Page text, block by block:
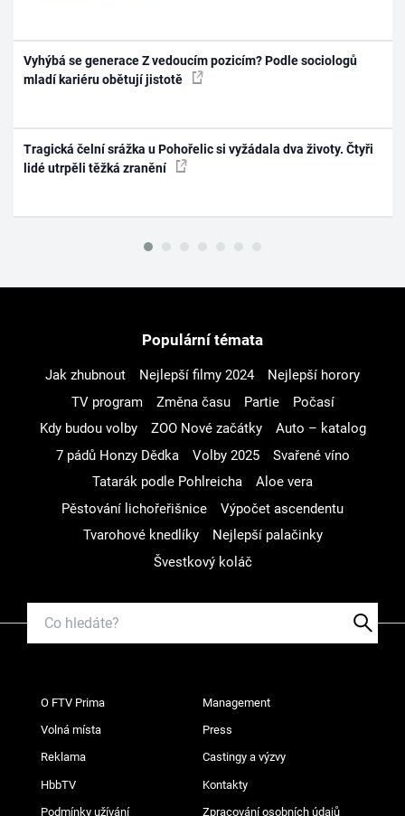
Vyhýbá se generace Z vedoucím pozicím? Podle sociologů
mladí kariéru obětují jistotě
Tragická čelní srážka u Pohořelic si vyžádala dva životy. Čtyři
lidé utrpěli těžká zranění
Populární témata
Jak zhubnout Nejlepší filmy 2024
Nejlepší horory
TV program
Změna času Partie
Počasí
Kdy budou volby
ZOO Nové začátky
Auto – katalog
7 pádů Honzy Dědka
Volby 2025
Svařené víno
Tatarák podle Pohlreicha
Aloe vera
Pěstování lichořeřišnice
Výpočet ascendentu
Tvarohové knedlíky
Nejlepší palačinky
Švestkový koláč
O FTV Prima Management
Volná místa Press
Reklama Castingy a výzvy
HbbTV Kontakty
Podmínky užívání Zpracování osobních údajů